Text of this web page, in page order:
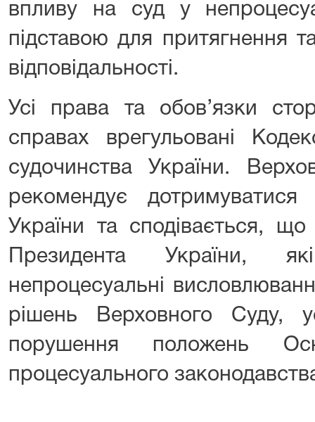
впливу на суд у
підставою для притягнення
відповідальності.
Усі права та обов’язки
справах врегульовані
судочинства України.
рекомендує дотримуватися
України та сподівається,
Президента України,
непроцесуальні
рішень Верховного Суду,
порушення положень
процесуального